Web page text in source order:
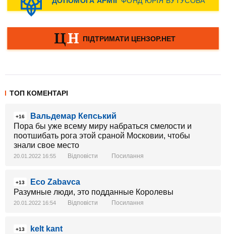
ТОП КОМЕНТАРІ
+16
Вальдемар Кепський
Пора бы уже всему миру набраться смелости и
поотшибать рога этой сраной Московии, чтобы
знали свое место
20.01.2022 16:55 Відповісти Посилання
+13
Eco Zabavca
Разумные люди, это подданные Королевы
20.01.2022 16:54 Відповісти Посилання
+13
kelt kant